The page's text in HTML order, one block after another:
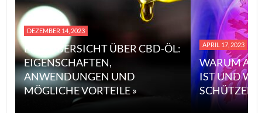
DEZEMBER 14, 2023
EINE ÜBERSICHT ÜBER CBD-ÖL:
EIGENSCHAFTEN,
ANWENDUNGEN UND
MÖGLICHE VORTEILE »
APRIL 17, 2023
WARUM
IST UND
SCHÜTZEN